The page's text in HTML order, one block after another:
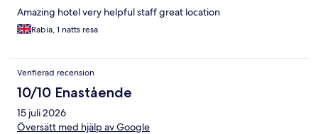
Amazing hotel very helpful staff great location
Rabia, 1 natts resa
Verifierad recension
10/10 Enastående
15 juli 2026
Översätt med hjälp av Google